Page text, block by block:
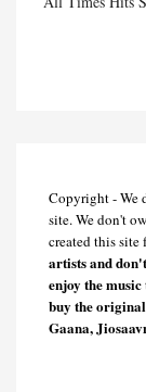
Copyright - We
site. We don't
created this site
artists and
enjoy the
buy the
Gaana,